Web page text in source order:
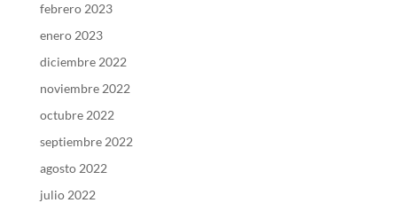
febrero 2023
enero 2023
diciembre 2022
noviembre 2022
octubre 2022
septiembre 2022
agosto 2022
julio 2022